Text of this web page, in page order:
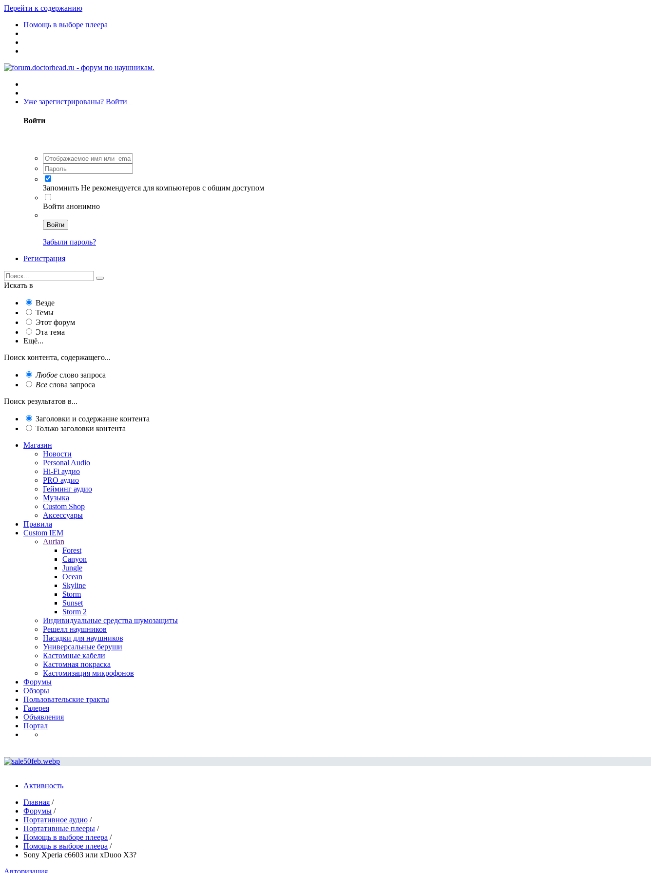
Перейти к содержанию
Помощь в выборе плеера
Уже зарегистрированы? Войти
Войти
Запомнить Не рекомендуется для компьютеров с общим доступом
Войти анонимно
Войти
Забыли пароль?
Регистрация
Искать в
Везде
Темы
Этот форум
Эта тема
Ещё...
Поиск контента, содержащего...
Любое слово запроса
Все слова запроса
Поиск результатов в...
Заголовки и содержание контента
Только заголовки контента
Магазин
Новости
Personal Audio
Hi-Fi аудио
PRO аудио
Гейминг аудио
Музыка
Custom Shop
Аксессуары
Правила
Custom IEM
Aurian
Forest
Canyon
Jungle
Ocean
Skyline
Storm
Sunset
Storm 2
Индивидуальные средства шумозащиты
Решелл наушников
Насадки для наушников
Универсальные беруши
Кастомные кабели
Кастомная покраска
Кастомизация микрофонов
Форумы
Обзоры
Пользовательские тракты
Галерея
Объявления
Портал
Активность
Главная /
Форумы /
Портативное аудио /
Портативные плееры /
Помощь в выборе плеера /
Помощь в выборе плеера /
Sony Xperia c6603 или xDuoo X3?
Авторизация